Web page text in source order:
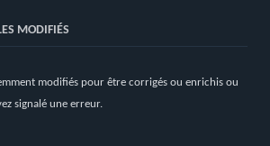
MODIFIÉS
modifiés pour être corrigés ou enrichis ou
signalé une erreur.